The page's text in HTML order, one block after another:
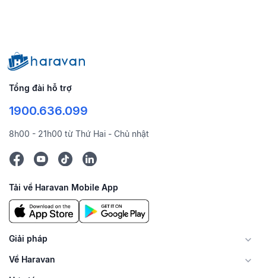
Tổng đài hỗ trợ
1900.636.099
8h00 - 21h00 từ Thứ Hai - Chủ nhật
Tải về Haravan Mobile App
Giải pháp
Về Haravan